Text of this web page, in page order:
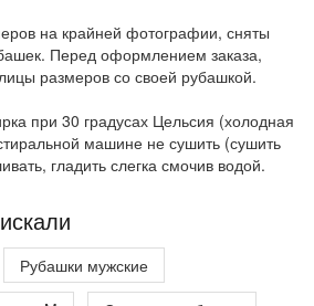
на крайней фотографии, сняты
Перед оформлением заказа,
размеров со своей рубашкой.
при 30 градусах Цельсия (холодная
машине не сушить (сушить
гладить слегка смочив водой.
Рубашки мужские